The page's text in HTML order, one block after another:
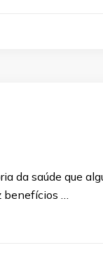
da saúde que
benefícios …